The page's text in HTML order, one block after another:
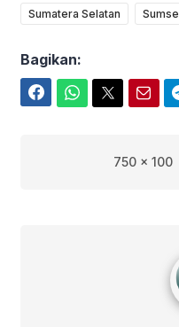
Sumatera Selatan
Bagikan:
750 x 100